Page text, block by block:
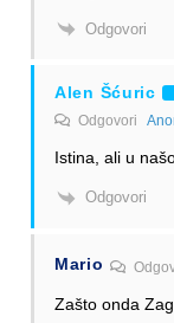
Odgovori
Alen Šćuric
Odgovori
Istina, ali u
Odgovori
Mario
Zašto onda